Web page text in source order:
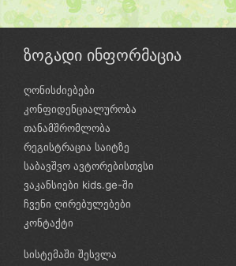
ზოგადი ინფორმაცია
ღონისძიებები
კონფიდენციალურობა
თანამშრომლობა
რეგისტრაცია საიტზე
საბავშვო ავტორებისთვსი
ვაკანსიები kids.ge-ში
ჩვენი ღირებულებები
კონტაქტი
სისტემაში შესვლა